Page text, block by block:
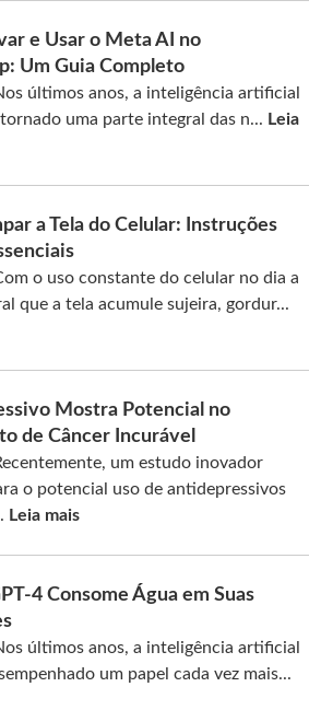
e Usar o Meta AI no
Um Guia Completo
últimos anos, a inteligência artificial
uma parte integral das n... Leia
a Tela do Celular: Instruções
o uso constante do celular no dia a
que a tela acumule sujeira, gordur...
Mostra Potencial no
de Câncer Incurável
um estudo inovador
o potencial uso de antidepressivos
Leia mais
4 Consome Água em Suas
últimos anos, a inteligência artificial
um papel cada vez mais...